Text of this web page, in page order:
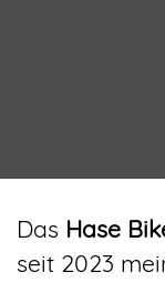
Das Hase
seit 2023